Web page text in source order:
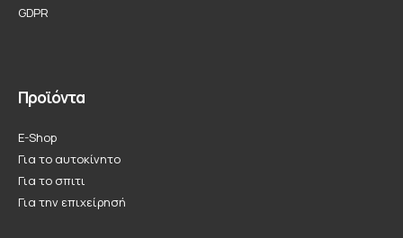
GDPR
Προϊόντα
E-Shop
Για το αυτοκίνητο
Για το σπιτι
Για την επιχείρησή